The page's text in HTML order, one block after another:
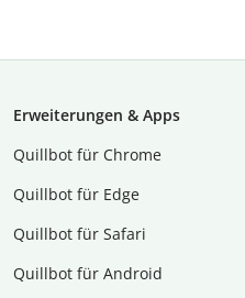
Erweiterungen & Apps
Quillbot für Chrome
Quillbot für Edge
Quillbot für Safari
Quillbot für Android